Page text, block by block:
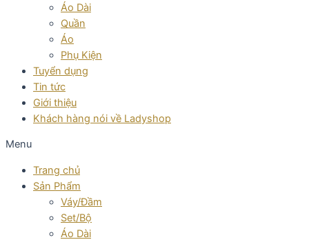
Áo Dài
Quần
Áo
Phụ Kiện
Tuyển dụng
Tin tức
Giới thiệu
Khách hàng nói về Ladyshop
Menu
Trang chủ
Sản Phẩm
Váy/Đầm
Set/Bộ
Áo Dài